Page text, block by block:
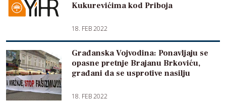
Kukurevićima kod Priboja
18. FEB 2022
Građanska Vojvodina: Ponavljaju se
opasne pretnje Brajanu Brkoviću,
građani da se usprotive nasilju
18. FEB 2022